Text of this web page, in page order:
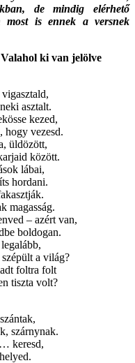
de mindig elérhető
most is ennek a versnek
ki van jelölve
asztalt.
kezed,
hogy vezesd.
üldözött,
között.
lábai,
hordani.
magasság.
– azért van,
boldogan.
a világ?
foltra folt
tiszta volt?
szárnynak.
keresd,